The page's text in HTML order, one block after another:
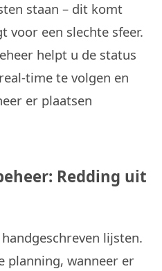
staan – dit komt
voor een slechte sfeer.
helpt u de status
time te volgen en
er plaatsen
Redding uit
lijsten.
planning, wanneer er